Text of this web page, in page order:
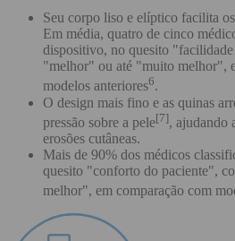
Seu corpo liso e elíptico facilita
Em média, quatro de cinco
dispositivo, no quesito
"melhor" ou até "muito melhor",
modelos anteriores6.
O design mais fino e as quinas
pressão sobre a pele[7], ajudando
erosões cutâneas.
Mais de 90% dos médicos
quesito "conforto do paciente",
melhor", em comparação com